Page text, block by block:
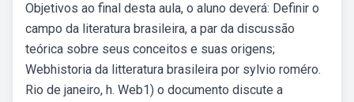
Objetivos ao final desta aula, o aluno deverá: Definir o
campo da literatura brasileira, a par da discussão
teórica sobre seus conceitos e suas origens;
Webhistoria da litteratura brasileira por sylvio roméro.
Rio de janeiro, h. Web1) o documento discute a